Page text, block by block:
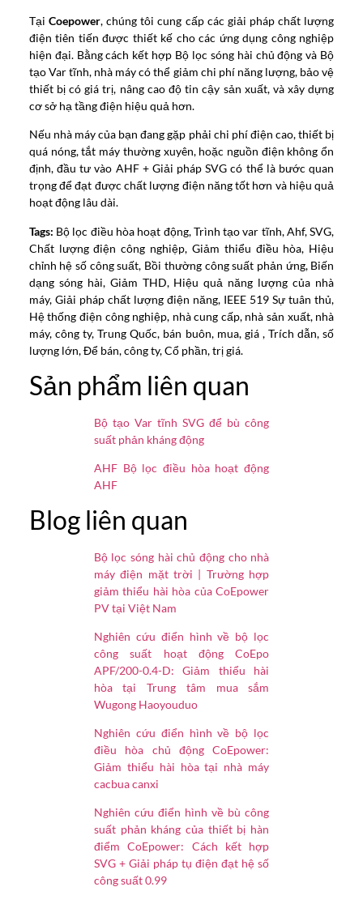
Tại Coepower, chúng tôi cung cấp các giải pháp chất lượng
điện tiên tiến được thiết kế cho các ứng dụng công nghiệp
hiện đại. Bằng cách kết hợp Bộ lọc sóng hài chủ động và Bộ
tạo Var tĩnh, nhà máy có thể giảm chi phí năng lượng, bảo vệ
thiết bị có giá trị, nâng cao độ tin cậy sản xuất, và xây dựng
cơ sở hạ tầng điện hiệu quả hơn.
Nếu nhà máy của bạn đang gặp phải chi phí điện cao, thiết bị
quá nóng, tắt máy thường xuyên, hoặc nguồn điện không ổn
định, đầu tư vào AHF + Giải pháp SVG có thể là bước quan
trọng để đạt được chất lượng điện năng tốt hơn và hiệu quả
hoạt động lâu dài.
Tags: Bộ lọc điều hòa hoạt động, Trình tạo var tĩnh, Ahf, SVG,
Chất lượng điện công nghiệp, Giảm thiểu điều hòa, Hiệu
chỉnh hệ số công suất, Bồi thường công suất phản ứng, Biến
dạng sóng hài, Giảm THD, Hiệu quả năng lượng của nhà
máy, Giải pháp chất lượng điện năng, IEEE 519 Sự tuân thủ,
Hệ thống điện công nghiệp, nhà cung cấp, nhà sản xuất, nhà
máy, công ty, Trung Quốc, bán buôn, mua, giá , Trích dẫn, số
lượng lớn, Để bán, công ty, Cổ phần, trị giá.
Sản phẩm liên quan
Bộ tạo Var tĩnh SVG để bù công
suất phản kháng động
AHF Bộ lọc điều hòa hoạt động
AHF
Blog liên quan
Bộ lọc sóng hài chủ động cho nhà
máy điện mặt trời | Trường hợp
giảm thiểu hài hòa của CoEpower
PV tại Việt Nam
Nghiên cứu điển hình về bộ lọc
công suất hoạt động CoEpo
APF/200-0.4-D: Giảm thiểu hài
hòa tại Trung tâm mua sắm
Wugong Haoyouduo
Nghiên cứu điển hình về bộ lọc
điều hòa chủ động CoEpower:
Giảm thiểu hài hòa tại nhà máy
cacbua canxi
Nghiên cứu điển hình về bù công
suất phản kháng của thiết bị hàn
điểm CoEpower: Cách kết hợp
SVG + Giải pháp tụ điện đạt hệ số
công suất 0.99